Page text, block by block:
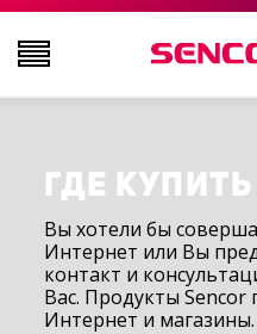
КУХНЯ
ГДЕ КУПИТЬ
Вы хотели бы
Интернет или Вы
контакт и
Вас. Продукты Sencor
Интернет и магазины.